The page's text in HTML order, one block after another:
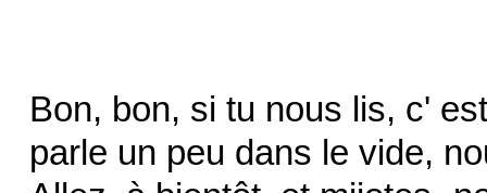
Bon, bon, si tu nous lis, c'
parle un peu dans le vide,